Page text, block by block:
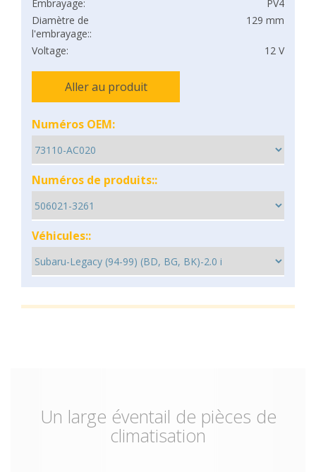
Embrayage:
PV4
Diamètre de
l'embrayage::
129 mm
Voltage: 12 V
Aller au produit
Numéros OEM:
Numéros de produits::
Véhicules::
Un large éventail de pièces de
climatisation